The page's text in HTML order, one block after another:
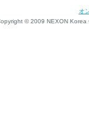
オ
© 2009 NEXON Korea